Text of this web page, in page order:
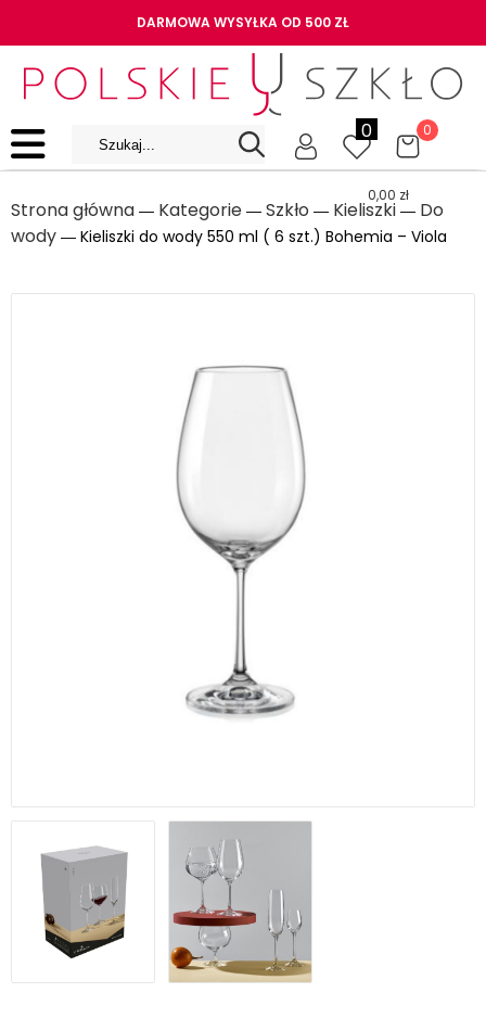
DARMOWA WYSYŁKA OD 500 ZŁ
0 0
0,00 zł
Strona główna ― Kategorie ― Szkło ― Kieliszki ― Do
wody ― Kieliszki do wody 550 ml ( 6 szt.) Bohemia – Viola